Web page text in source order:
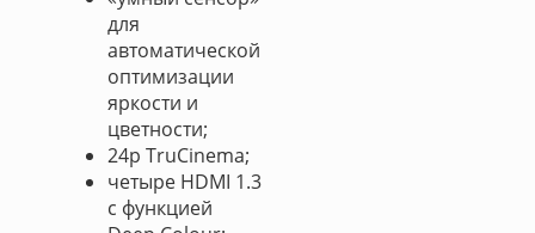
для
автоматической
оптимизации
яркости и
цветности;
24p TruCinema;
четыре HDMI 1.3
с функцией